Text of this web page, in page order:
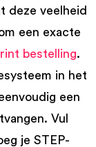
deze veelheid
een exacte
bestelling.
in het
een
Vul
je STEP-